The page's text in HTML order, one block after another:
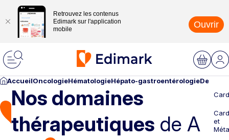
Retrouvez les contenus
Edimark sur l'application
mobile
Ouvrir
AccueilOncologieHématologieHépato-gastroentérologie
Nos domaines
thérapeutiques de A
et